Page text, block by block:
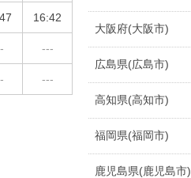
16:42
---
---
大阪府(大阪市)
広島県(広島市)
高知県(高知市)
福岡県(福岡市)
鹿児島県(鹿児島市)